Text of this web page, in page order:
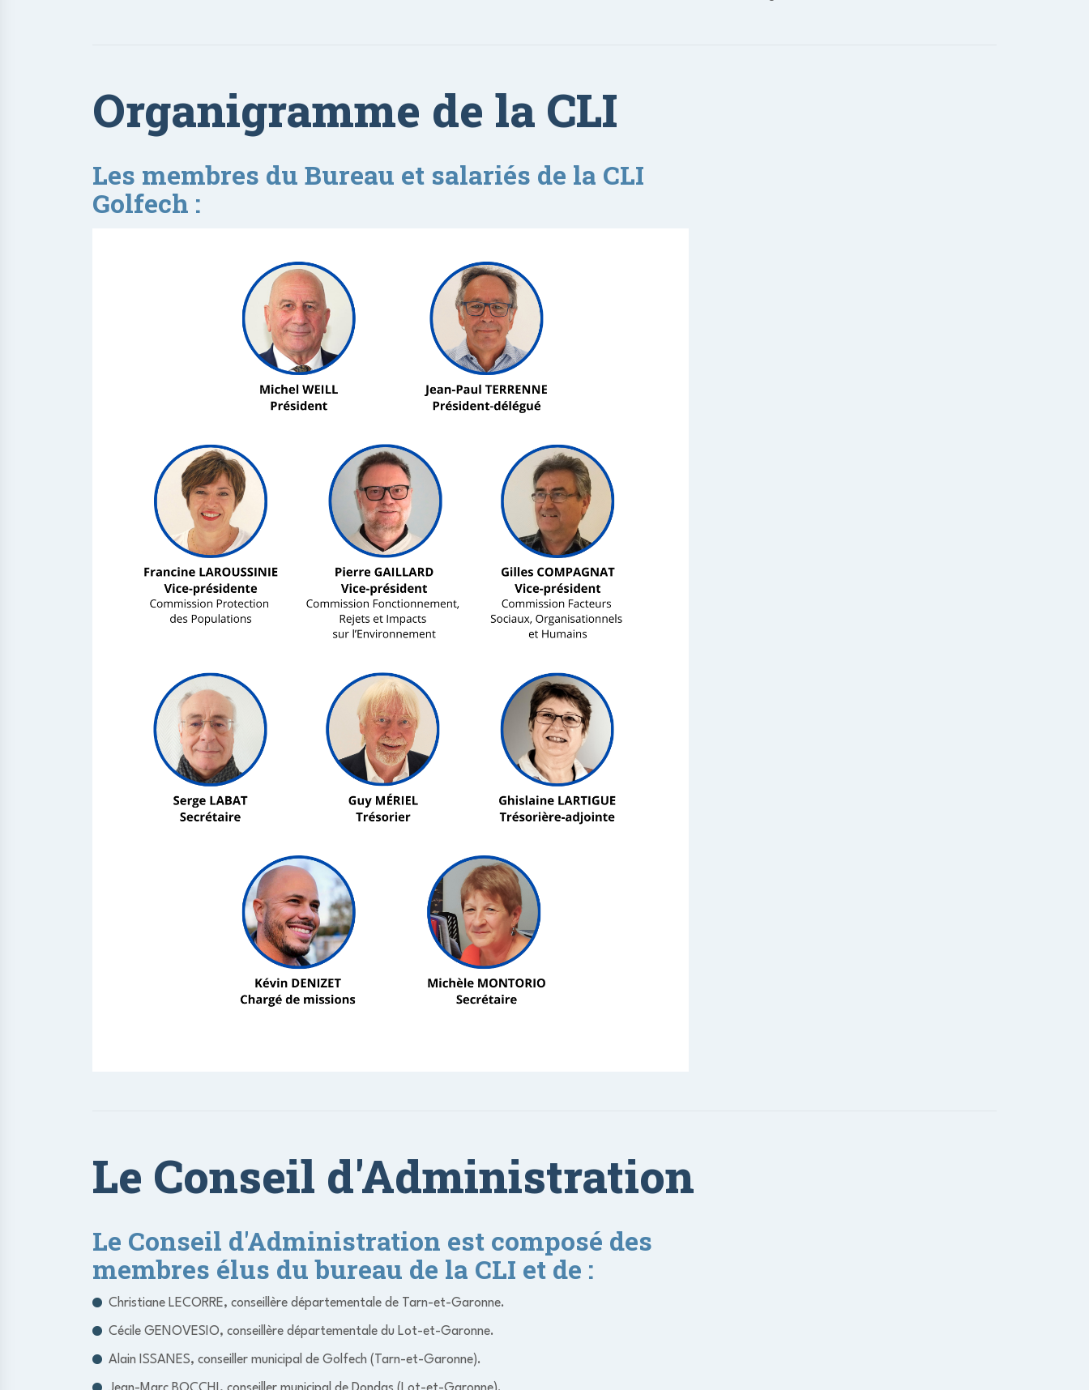
Organigramme de la CLI
Les membres du Bureau et salariés de la CLI
Golfech :
Le Conseil d'Administration
Le Conseil d'Administration est composé des
membres élus du bureau de la CLI et de :
Christiane LECORRE, conseillère départementale de Tarn-et-Garonne.
Cécile GENOVESIO, conseillère départementale du Lot-et-Garonne.
Alain ISSANES, conseiller municipal de Golfech (Tarn-et-Garonne).